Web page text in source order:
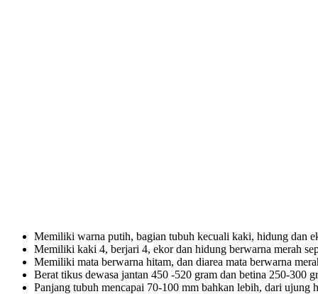
Memiliki warna putih, bagian tubuh kecuali kaki, hidung dan
Memiliki kaki 4, berjari 4, ekor dan hidung berwarna merah
Memiliki mata berwarna hitam, dan diarea mata berwarna
Berat tikus dewasa jantan 450 -520 gram dan betina 250-300
Panjang tubuh mencapai 70-100 mm bahkan lebih, dari ujung